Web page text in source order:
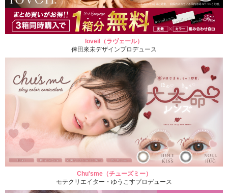
loveil（ラヴェール）
倖田來未デザインプロデュース
Chu'sme（チューズミー）
モテクリエイター・ゆうこすプロデュース